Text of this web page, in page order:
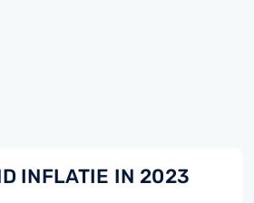
INFLATIE IN 2023